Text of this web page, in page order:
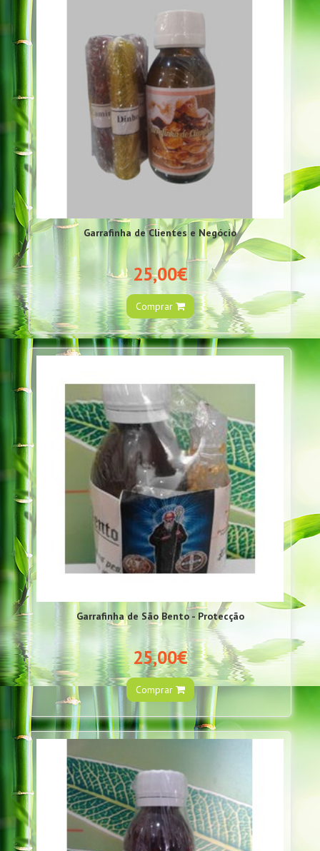
Garrafinha de Clientes e Negócio
25,00€
Comprar
Garrafinha de São Bento - Protecção
25,00€
Comprar